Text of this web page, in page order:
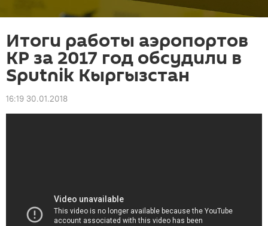
Итоги работы аэропортов
КР за 2017 год обсудили в
Sputnik Кыргызстан
16:19 30.01.2018